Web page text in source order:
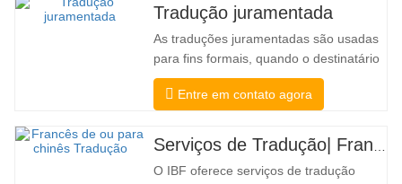
Tradução juramentada
As traduções juramentadas são usadas
para fins formais, quando o destinatário
precisa de confirmação para confirmar a
precisão e integridade da tradução. Para
governos municipais, estaduais e
federais, esse tipo de tradução é
freqüentemente necessário. Para…
Entre em contato agora
Serviços de Tradução| Francês de ou para chinês
O IBF oferece serviços de tradução